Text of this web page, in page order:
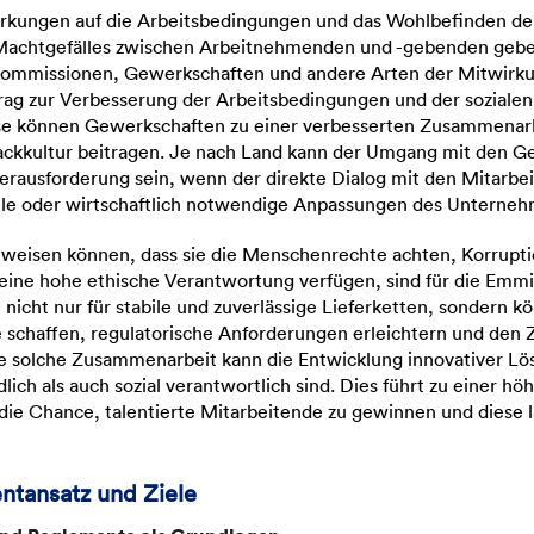
auf die Arbeitsbedingungen und das Wohlbefinden
zwischen Arbeitnehmenden und -gebenden
Gewerkschaften und andere Arten der
zur Verbesserung der Arbeitsbedingungen und der
können Gewerkschaften zu einer verbesserten
beitragen. Je nach Land kann der Umgang mit den
sein, wenn der direkte Dialog mit den
oder wirtschaftlich notwendige Anpassungen des
können, dass sie die Menschenrechte achten,
hohe ethische Verantwortung verfügen, sind für die
nicht nur für stabile und zuverlässige Lieferketten, sondern
regulatorische Anforderungen erleichtern und den
solche Zusammenarbeit kann die Entwicklung innovativer
als auch sozial verantwortlich sind. Dies führt zu einer
Chance, talentierte Mitarbeitende zu gewinnen und diese
und Ziele